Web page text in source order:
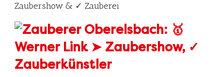
Zaubershow & ✓ Zauberei